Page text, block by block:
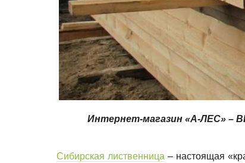
Интернет-магазин «А-ЛЕС»
Сибирская лиственница – настоящая